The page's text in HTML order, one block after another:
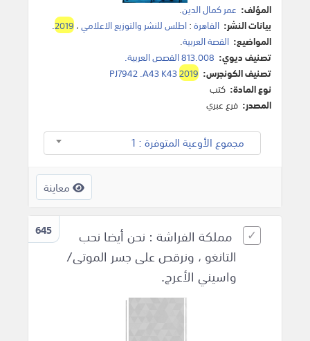
المؤلف: عمر كمال الدين.
بيانات النشر: القاهرة:اطلس للنشر والتوزيع الاعلامي،2019
.
المواضيع: القصة العربية.
تصنيف ديوي: 813.008 القصص العربية.
تصنيف الكونجرس:
PJ7942 .A43 K432019
نوع المادة: كتب
المصدر: فرع عبري
مجموع الأوعية المتوفرة : 1
معاينة
645
مملكة الفراشة : نحن أيضا نحب
التانغو ، ونرقص على جسر الموتى/
واسيني الأعرج.